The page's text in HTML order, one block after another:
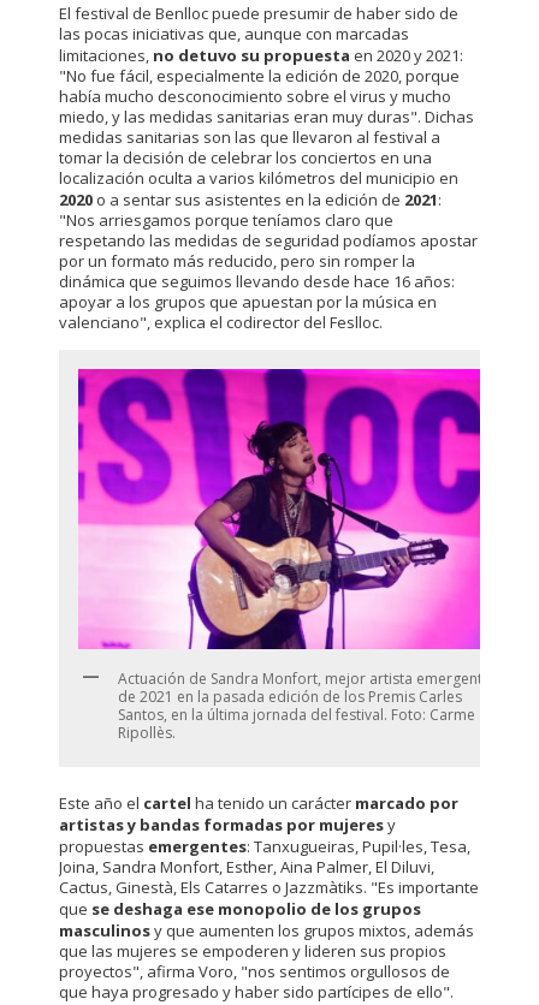
El festival de Benlloc puede presumir de haber sido de
las pocas iniciativas que, aunque con marcadas
limitaciones, no detuvo su propuesta en 2020 y 2021:
"No fue fácil, especialmente la edición de 2020, porque
había mucho desconocimiento sobre el virus y mucho
miedo, y las medidas sanitarias eran muy duras". Dichas
medidas sanitarias son las que llevaron al festival a
tomar la decisión de celebrar los conciertos en una
localización oculta a varios kilómetros del municipio en
2020 o a sentar sus asistentes en la edición de 2021:
"Nos arriesgamos porque teníamos claro que
respetando las medidas de seguridad podíamos apostar
por un formato más reducido, pero sin romper la
dinámica que seguimos llevando desde hace 16 años:
apoyar a los grupos que apuestan por la música en
valenciano", explica el codirector del Feslloc.
Actuación de Sandra Monfort, mejor artista emergente
de 2021 en la pasada edición de los Premis Carles
Santos, en la última jornada del festival. Foto: Carme
Ripollès.
Este año el cartel ha tenido un carácter marcado por
artistas y bandas formadas por mujeresy
propuestas emergentes: Tanxugueiras, Pupil·les, Tesa,
Joina, Sandra Monfort, Esther, Aina Palmer, El Diluvi,
Cactus, Ginestà, Els Catarres o Jazzmàtiks. "Es importante
que se deshaga ese monopolio de los grupos
masculinosy que aumenten los grupos mixtos, además
que las mujeres se empoderen y lideren sus propios
proyectos", afirma Voro, "nos sentimos orgullosos de
que haya progresado y haber sido partícipes de ello".